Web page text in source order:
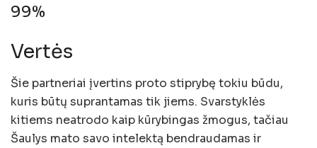
99%
Vertės
Šie partneriai įvertins proto stiprybę tokiu būdu,
kuris būtų suprantamas tik jiems. Svarstyklės
kitiems neatrodo kaip kūrybingas žmogus, tačiau
Šaulys mato savo intelektą bendraudamas ir